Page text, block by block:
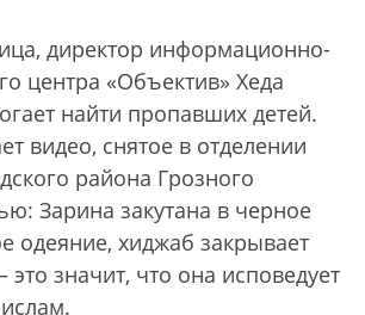
директор информационно-
центра «Объектив» Хеда
найти пропавших детей.
видео, снятое в отделении
района Грозного
Зарина закутана в черное
одеяние, хиджаб закрывает
значит, что она исповедует